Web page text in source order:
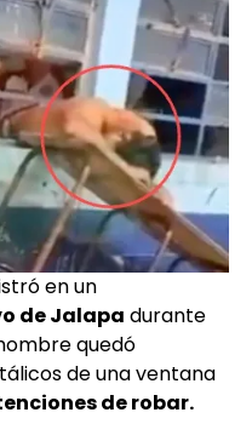
en un
de Jalapa durante
quedó
de una ventana
de robar.